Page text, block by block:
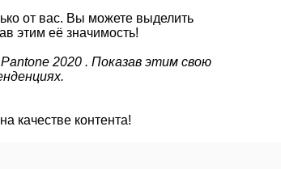
от вас. Вы можете выделить
этим её значимость!
2020 . Показав этим свою
качестве контента!